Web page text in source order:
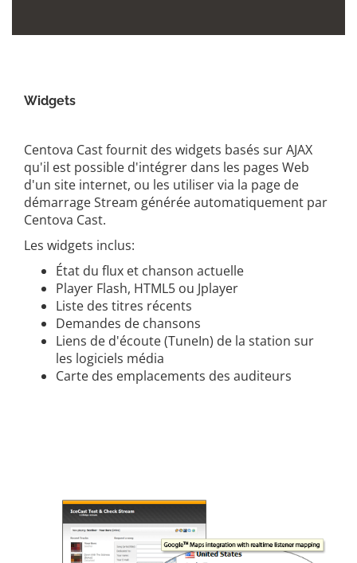
Widgets
Centova Cast fournit des widgets basés sur AJAX
qu'il est possible d'intégrer dans les pages Web
d'un site internet, ou les utiliser via la page de
démarrage Stream générée automatiquement par
Centova Cast.
Les widgets inclus:
État du flux et chanson actuelle
Player Flash, HTML5 ou Jplayer
Liste des titres récents
Demandes de chansons
Liens de d'écoute (TuneIn) de la station sur
les logiciels média
Carte des emplacements des auditeurs